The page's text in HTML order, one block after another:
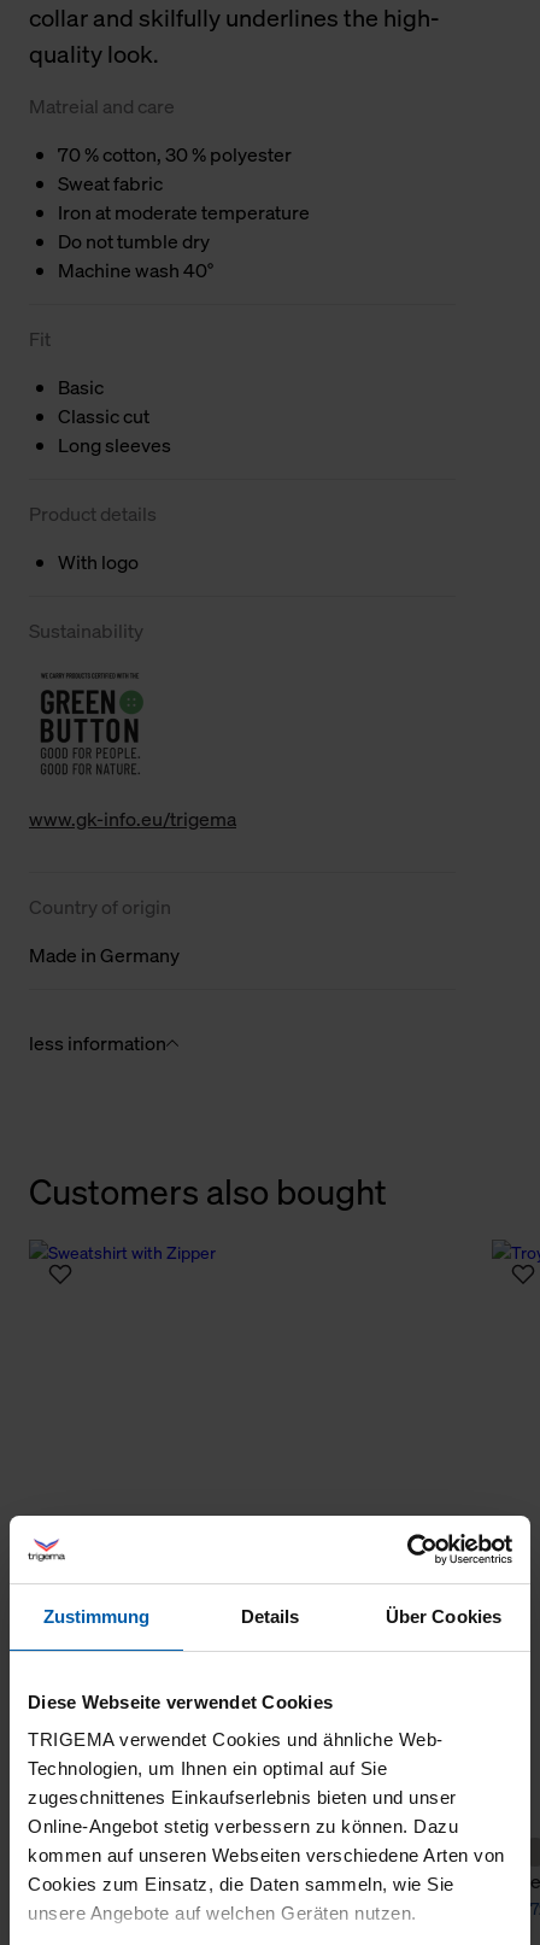
Zustimmung Details Über Cookies
Diese Webseite verwendet Cookies
TRIGEMA verwendet Cookies und ähnliche Web-
Technologien, um Ihnen ein optimal auf Sie
zugeschnittenes Einkaufserlebnis bieten und unser
Online-Angebot stetig verbessern zu können. Dazu
kommen auf unseren Webseiten verschiedene Arten von
Cookies zum Einsatz, die Daten sammeln, wie Sie
unsere Angebote auf welchen Geräten nutzen.
collar and skilfully underlines the high-
quality look.
Matreial and care
70 % cotton, 30 % polyester
Sweat fabric
Iron at moderate temperature
Do not tumble dry
Machine wash 40°
Fit
Basic
Classic cut
Long sleeves
Product details
With logo
Sustainability
www.gk-info.eu/trigema
Country of origin
Made in Germany
less information
Customers also bought
+6
Sweatshirt with Zipper
from 74,30 € from